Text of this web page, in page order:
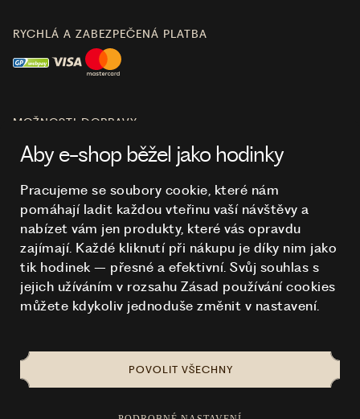
O NÁKUPU
HODINKY
RYCHLÁ A ZABEZPEČENÁ PLATBA
MOŽNOSTI DOPRAVY
NA TOMTO WEBU STRAŠÍ
Aby e-shop běžel jako hodinky
Pracujeme se soubory cookie, které nám
pomáhají ladit každou vteřinu vaší návštěvy a
nabízet vám jen produkty, které vás opravdu
zajímají. Každé kliknutí při nákupu je díky nim jako
tik hodinek – přesné a efektivní. Svůj souhlas s
jejich užíváním v rozsahu Zásad používání cookies
můžete kdykoliv jednoduše změnit v nastavení.
POVOLIT VŠECHNY